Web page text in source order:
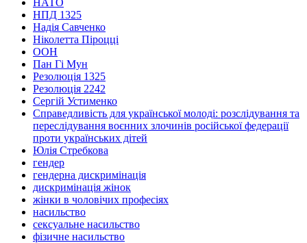
НПД 1325
Надія Савченко
Ніколетта Піроцці
ООН
Пан Гі Мун
Резолюція 1325
Резолюція 2242
Сергій Устименко
Справедливість для української молоді: розслідування та
переслідування воєнних злочинів російської федерації
проти українських дітей
Юлія Стребкова
гендер
гендерна дискримінація
дискримінація жінок
жінки в чоловічих професіях
насильство
сексуальне насильство
фізичне насильство